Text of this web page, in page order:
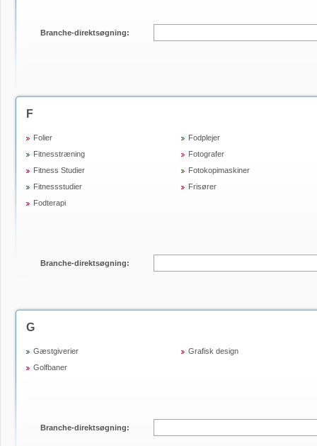
Branche-direktsøgning:
F
Folier
Fitnesstræning
Fitness Studier
Fitnessstudier
Fodterapi
Fodplejer
Fotografer
Fotokopimaskiner
Frisører
Branche-direktsøgning:
G
Gæstgiverier
Golfbaner
Grafisk design
Branche-direktsøgning: